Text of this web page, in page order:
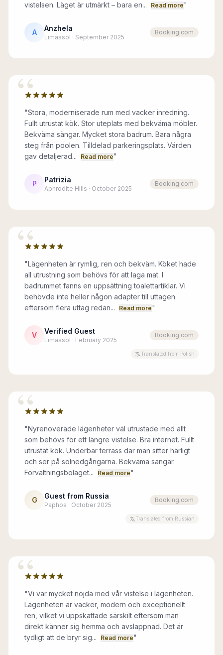
vistelsen. Läget är utmärkt – bara en...
Read more"
A Anzhela
Limassol · September 2025
Booking.com
“
"Stora, moderniserade rum med vacker inredning.
Fullt utrustat kök. Stor uteplats med bekväma möbler.
Bekväma sängar. Mycket stora badrum. Bara några
steg från poolen. Tilldelad parkeringsplats. Värden
gav detaljerad...
Read more"
P Patrizia
Aphrodite Hills · October 2025
Booking.com
“
"Lägenheten är rymlig, ren och bekväm. Köket hade
all utrustning som behövs för att laga mat. I
badrummet fanns en uppsättning toalettartiklar. Vi
behövde inte heller någon adapter till uttagen
eftersom flera uttag redan...
Read more"
V Verified Guest
Limassol · February 2025
Booking.com
Translated from Polish
“
"Nyrenoverade lägenheter väl utrustade med allt
som behövs för ett längre vistelse. Bra internet. Fullt
utrustat kök. Underbar terrass där man sitter härligt
och ser på solnedgångarna. Bekväma sängar.
Förvaltningsbolaget...
Read more"
G Guest from Russia
Paphos · October 2025
Booking.com
Translated from Russian
“
"Vi var mycket nöjda med vår vistelse i lägenheten.
Lägenheten är vacker, modern och exceptionellt
ren, vilket vi uppskattade särskilt eftersom man
direkt känner sig hemma och avslappnad. Det är
tydligt att de bryr sig...
Read more"